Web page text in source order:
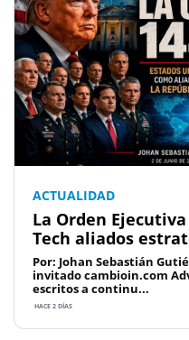
ACTUALIDAD
La Orden Ejecutiva
Tech aliados
Por: Johan Sebastián
invitado cambioin.com
escritos a continu...
HACE 2 DÍAS